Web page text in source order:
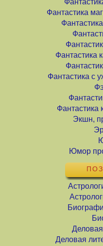
Фантастика
Фантастика
Фантастика с
Фантастика
Экшн,
Юмор
Деловая